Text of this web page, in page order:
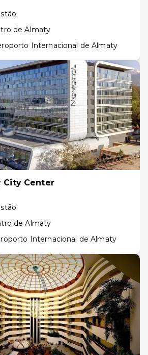
de Almaty
Internacional de Almaty
City Center
de Almaty
Internacional de Almaty